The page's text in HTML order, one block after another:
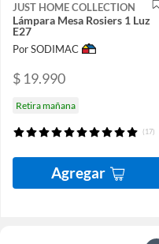
JUST HOME COLLECTION
Lámpara Mesa Rosiers 1 Luz
E27
Por SODIMAC
$ 19.990
Retira mañana
(17)
Agregar